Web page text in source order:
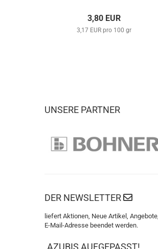
3,80 EUR
3,17 EUR pro 100 gr
UNSERE PARTNER
DER NEWSLETTER
liefert Aktionen, Neue Artikel,
E-Mail-Adresse beendet werden.
AZUBIS AUFGEPASST!